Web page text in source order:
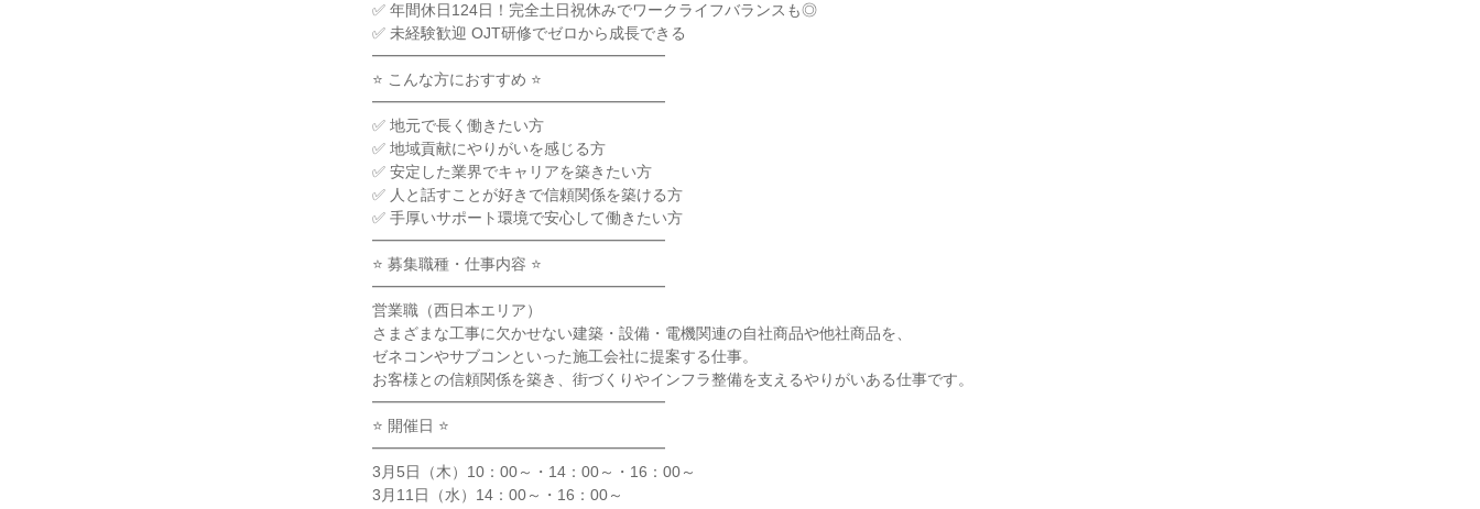
✅ 年間休日124日！完全土日祝休みでワークライフバランスも◎
✅ 未経験歓迎 OJT研修でゼロから成長できる
━━━━━━━━━━━━━━━━━━━
⭐ こんな方におすすめ ⭐
━━━━━━━━━━━━━━━━━━━
✅ 地元で長く働きたい方
✅ 地域貢献にやりがいを感じる方
✅ 安定した業界でキャリアを築きたい方
✅ 人と話すことが好きで信頼関係を築ける方
✅ 手厚いサポート環境で安心して働きたい方
━━━━━━━━━━━━━━━━━━━
⭐ 募集職種・仕事内容 ⭐
━━━━━━━━━━━━━━━━━━━
営業職（西日本エリア）
さまざまな工事に欠かせない建築・設備・電機関連の自社商品や他社商品を、
ゼネコンやサブコンといった施工会社に提案する仕事。
お客様との信頼関係を築き、街づくりやインフラ整備を支えるやりがいある仕事です。
━━━━━━━━━━━━━━━━━━━
⭐ 開催日 ⭐
━━━━━━━━━━━━━━━━━━━
3月5日（木）10：00～・14：00～・16：00～
3月11日（水）14：00～・16：00～